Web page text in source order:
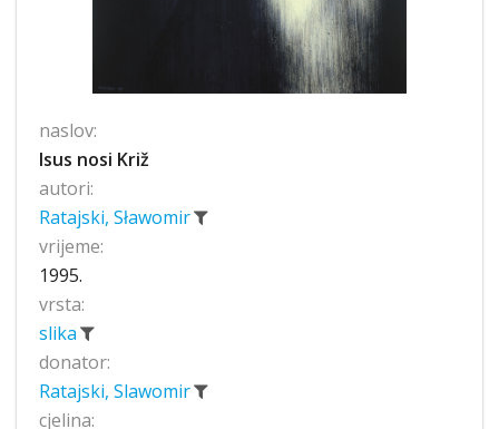
naslov:
Isus nosi Križ
autori:
Ratajski, Sławomir
vrijeme:
1995.
vrsta:
slika
donator:
Ratajski, Slawomir
cjelina: